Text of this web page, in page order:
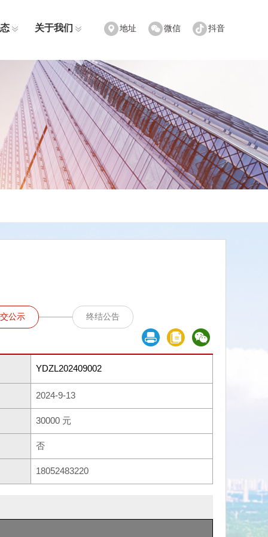
抖音
微信
地址
关于我们
公示 终结公告
YDZL202409002
2024-9-13
30000 元
否
18052483220